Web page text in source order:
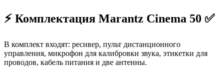
⚡️ Комплектация Marantz Cinema 50 ✅
В комплект входят: ресивер, пульт дистанционного
управления, микрофон для калибровки звука, этикетки для
проводов, кабель питания и две антенны.